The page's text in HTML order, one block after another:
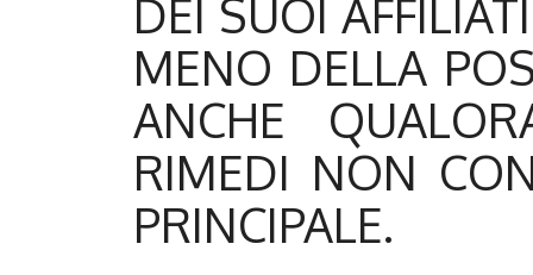
DEI SUOI
MENO DELLA
ANCHE
RIMEDI NON
PRINCIPALE.